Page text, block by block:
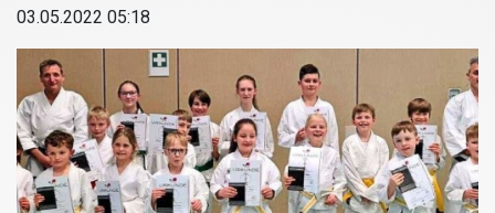
03.05.2022 05:18